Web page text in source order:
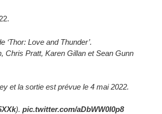
‘Thor: Love and Thunder’.
Chris Pratt, Karen Gillan et Sean Gunn
et la sortie est prévue le 4 mai 2022.
). pic.twitter.com/aDbWW0I0p8